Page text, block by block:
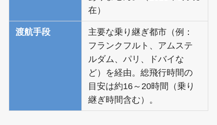
在）
渡航手段
主要な乗り継ぎ都市（例：
フランクフルト、アムステ
ルダム、パリ、ドバイな
ど）を経由。総飛行時間の
目安は約16～20時間（乗り
継ぎ時間含む）。